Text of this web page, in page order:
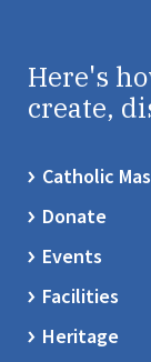
Here's
create,
Catholic
Donate
Events
Facilities
Heritage